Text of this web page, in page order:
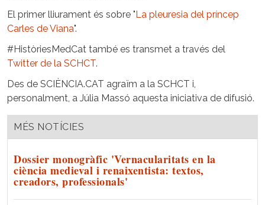
El primer lliurament és sobre "La pleuresia del príncep
Carles de Viana".
#HistòriesMedCat també es transmet a través del
Twitter de la SCHCT.
Des de SCIÈNCIA.CAT agraïm a la SCHCT i,
personalment, a Júlia Massó aquesta iniciativa de difusió.
MÉS NOTÍCIES
Dossier monogràfic 'Vernacularitats en la
ciència medieval i renaixentista: textos,
creadors, professionals'